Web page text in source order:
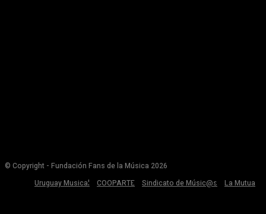
© Copyright - Fundación Fans de la Música 2026
Uruguay Musical
COOPARTE Sindicato de Músic@s La Mutua